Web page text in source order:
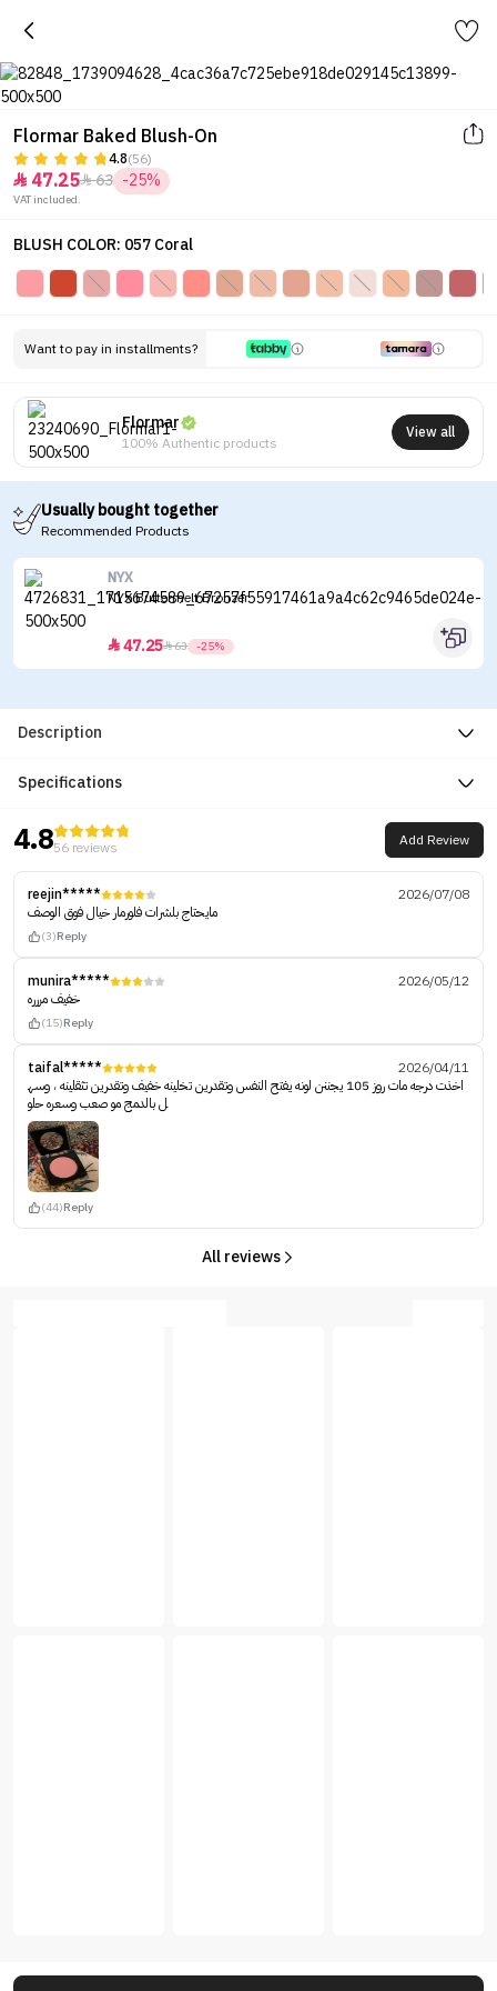
Flormar Baked Blush-On
4.8(56)
 47.2563 -25%
VAT included.
BLUSH COLOR: 057 Coral
Want to pay in installments?
Flormar
100% Authentic products
View all
Usually bought together
Recommended Products
NYX
NYX Buttermelt Bronzer
47.2563 -25%
Description
Specifications
4.856 reviews Add Review
reejin*****
2026/07/08
مايحتاج بلشرات فلورمار خيال فوق الوصف
(3)Reply
munira*****
2026/05/12
خفيف مررره
(15)Reply
taifal*****
2026/04/11
اخذت درجه مات روز 105 يجننن لونه يفتح النفس وتقدرين تخلينه خفيف وتقدرين تثقلينه ، وسه
ل بالدمج مو صعب وسعره حلو
(44)Reply
All reviews